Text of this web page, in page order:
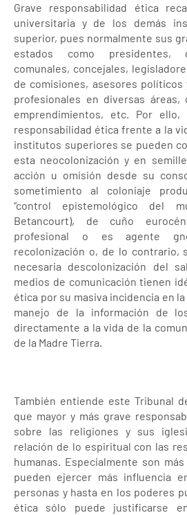
Grave responsabilidad ética
universitaria y de los demás
superior, pues normalmente sus
estados como presidentes,
comunales, concejales,
de comisiones, asesores políticos
profesionales en diversas áreas,
emprendimientos, etc. Por
responsabilidad ética frente a la
institutos superiores se pueden
esta neocolonización y en
acción u omisión desde su
sometimiento al coloniaje
“control epistemológico del
Betancourt), de cuño
profesional o es agente
recolonización o, de lo contrario,
necesaria descolonización del
medios de comunicación tienen
ética por su masiva incidencia en
manejo de la información de
directamente a la vida de la
de la Madre Tierra.
También entiende este Tribunal
que mayor y más grave
sobre las religiones y sus
relación de lo espiritual con las
humanas. Especialmente son
pueden ejercer más influencia
personas y hasta en los poderes
ética sólo puede justificarse